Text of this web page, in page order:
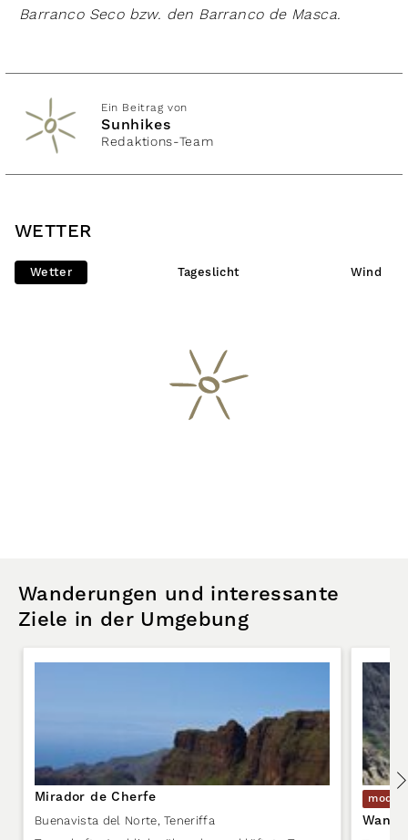
Barranco Seco bzw. den Barranco de Masca.
Ein Beitrag von
Sunhikes
Redaktions-Team
WETTER
Wetter Tageslicht Wind
Wanderungen und interessante
Ziele in der Umgebung
Mirador de Cherfe
Buenavista del Norte, Teneriffa